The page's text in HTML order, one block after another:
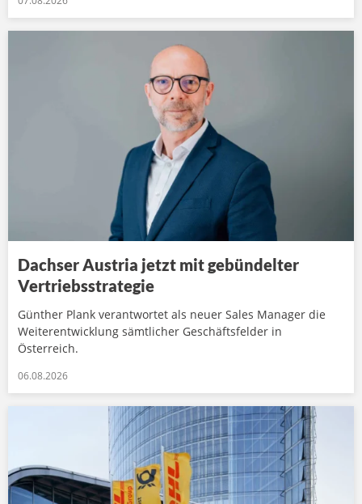
Dachser Austria jetzt mit gebündelter
Vertriebsstrategie
Günther Plank verantwortet als neuer Sales Manager die
Weiterentwicklung sämtlicher Geschäftsfelder in
Österreich.
06.08.2026